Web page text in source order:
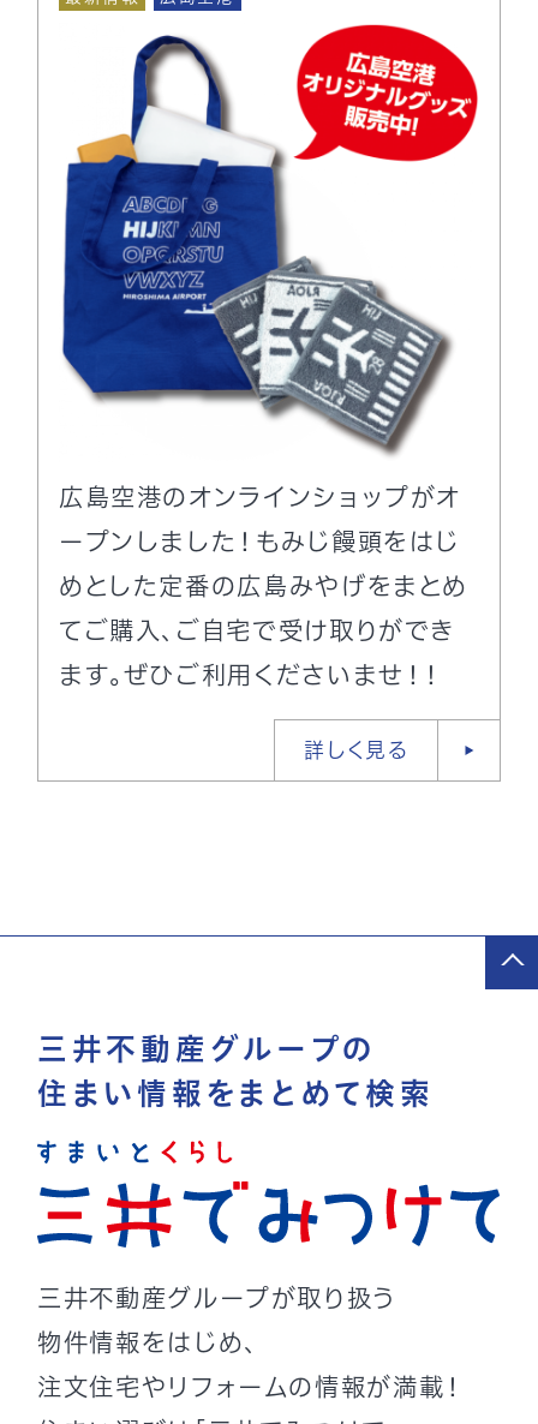
広島空港のオンラインショップがオ
ープンしました！もみじ饅頭をはじ
めとした定番の広島みやげをまとめ
てご購入、ご自宅で受け取りができ
ます。ぜひご利用くださいませ！！
詳しく見る
三井不動産グループの
住まい情報をまとめて検索
三井不動産グループが取り扱う
物件情報をはじめ、
注文住宅やリフォームの情報が満載！